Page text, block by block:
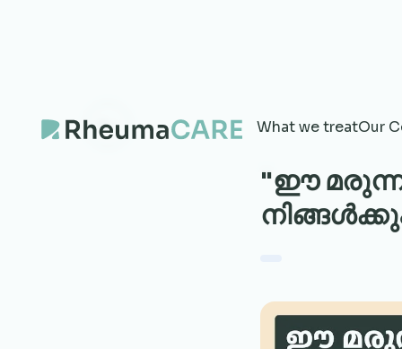
What we treatOur
"ഈ